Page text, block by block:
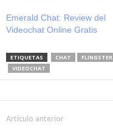
Emerald Chat: Review del
Videochat Online Gratis
ETIQUETAS CHAT FLINGSTER
VIDEOCHAT
Artículo anterior